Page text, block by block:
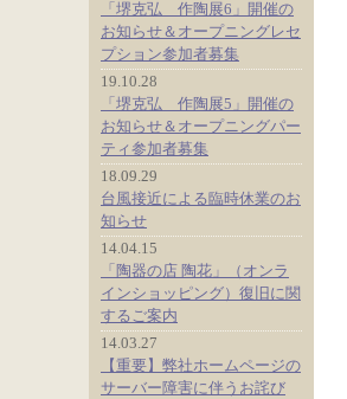
「堺克弘 作陶展6」開催の
お知らせ＆オープニングレセ
プション参加者募集
19.10.28
「堺克弘 作陶展5」開催の
お知らせ＆オープニングパー
ティ参加者募集
18.09.29
台風接近による臨時休業のお
知らせ
14.04.15
「陶器の店 陶花」（オンラ
インショッピング）復旧に関
するご案内
14.03.27
【重要】弊社ホームページの
サーバー障害に伴うお詫び